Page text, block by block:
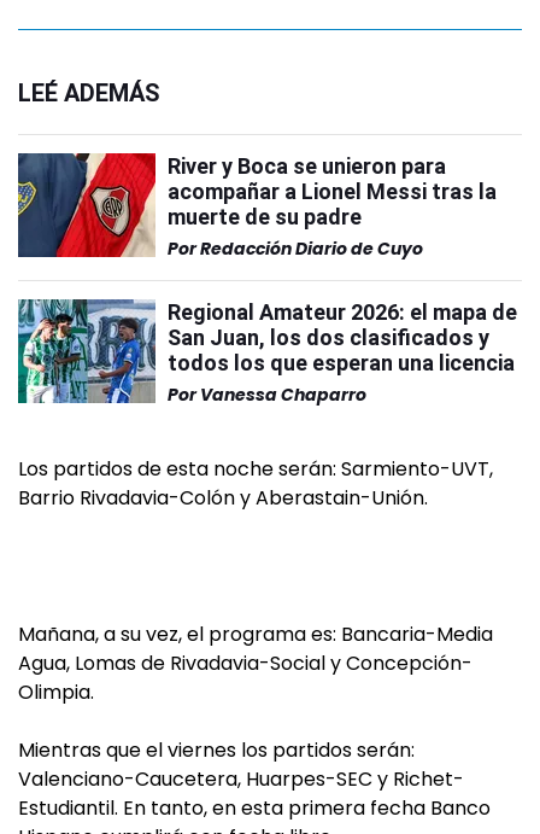
LEÉ ADEMÁS
River y Boca se unieron para
acompañar a Lionel Messi tras la
muerte de su padre
PorRedacción Diario de Cuyo
Regional Amateur 2026: el mapa de
San Juan, los dos clasificados y
todos los que esperan una licencia
Por Vanessa Chaparro
Los partidos de esta noche serán: Sarmiento-UVT,
Barrio Rivadavia-Colón y Aberastain-Unión.
Mañana, a su vez, el programa es: Bancaria-Media
Agua, Lomas de Rivadavia-Social y Concepción-
Olimpia.
Mientras que el viernes los partidos serán:
Valenciano-Caucetera, Huarpes-SEC y Richet-
Estudiantil. En tanto, en esta primera fecha Banco